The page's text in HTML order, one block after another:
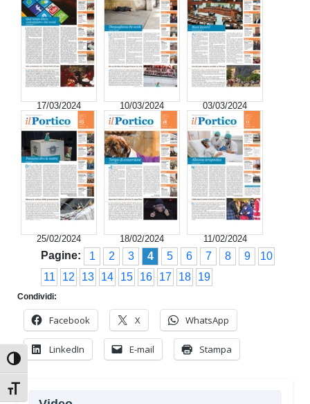
Attiva/disattiva alto contrasto
Attiva/disattiva dimensione testo
17/03/2024 10/03/2024 03/03/2024
25/02/2024 18/02/2024 11/02/2024
Pagine: 1 2 3 4 5 6 7 8 9
10
11
12 13 14 15 16 17 18 19
Condividi:
Facebook X WhatsApp
LinkedIn E-mail Stampa